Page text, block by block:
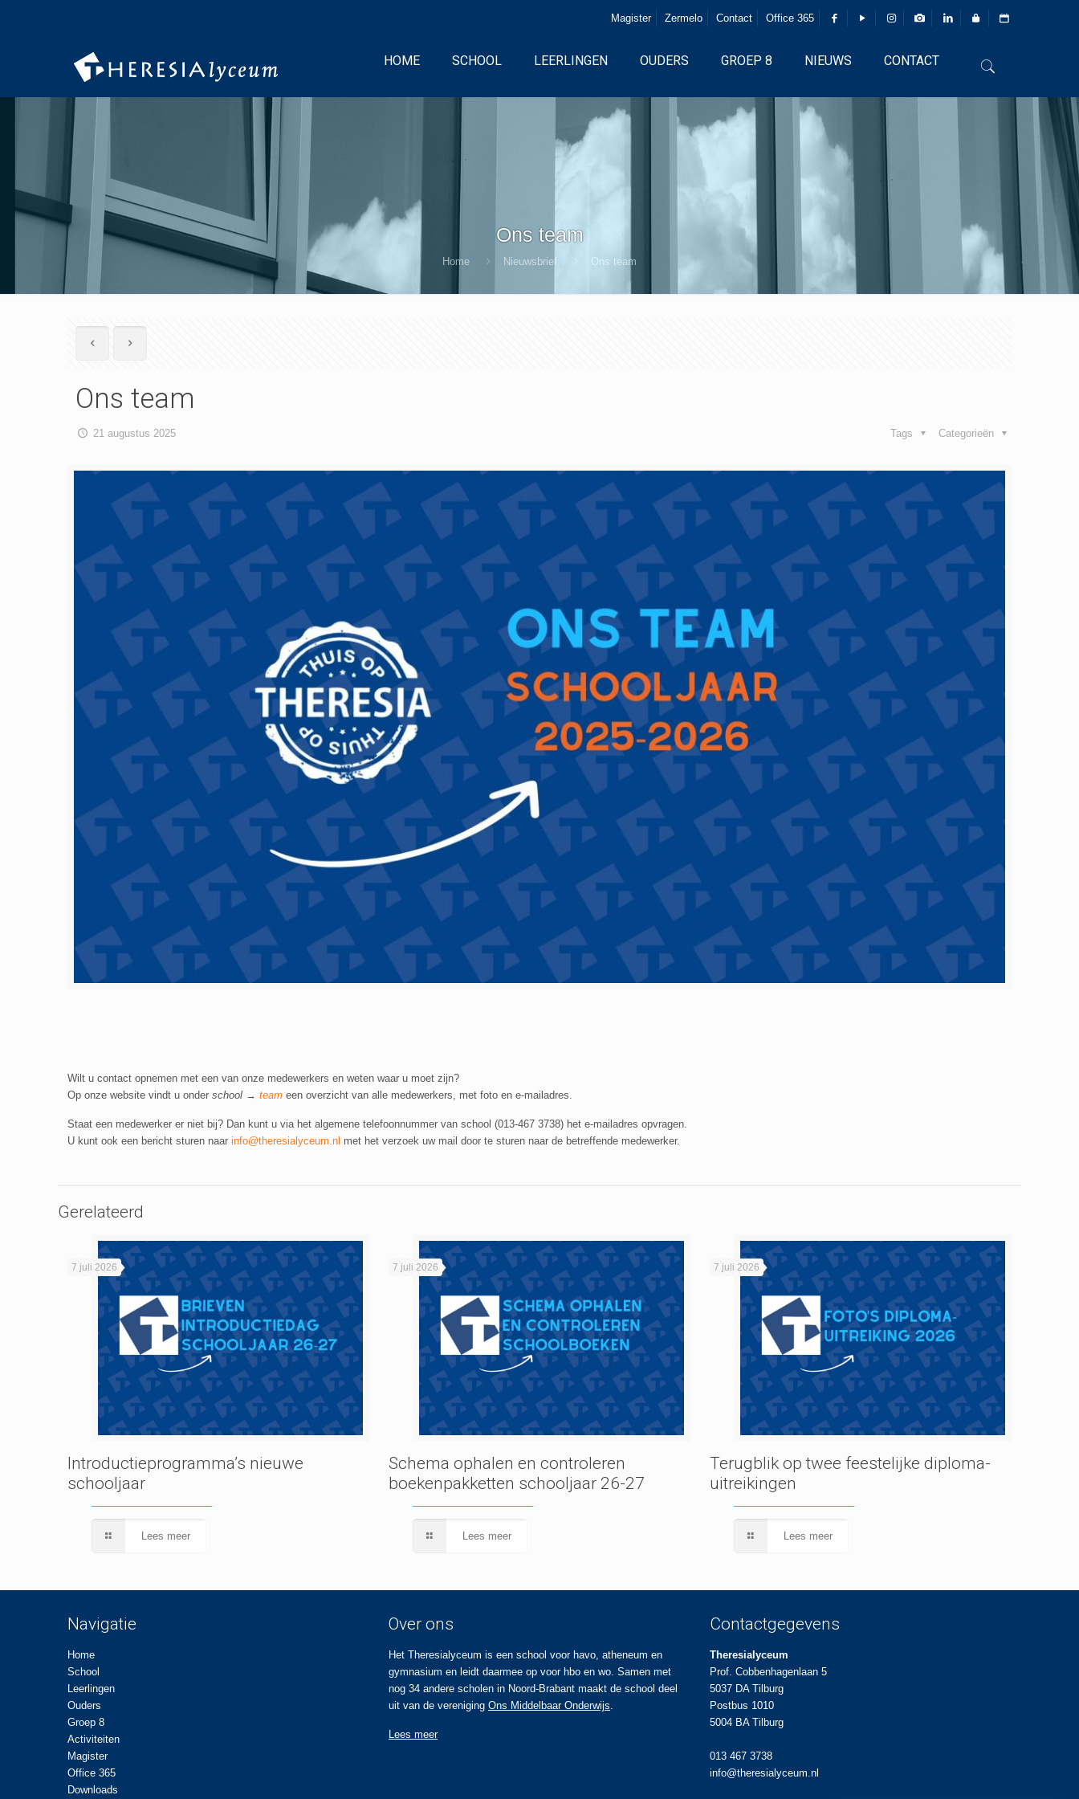
Magister Zermelo Contact Office 365
HOME SCHOOL LEERLINGEN OUDERS GROEP 8 NIEUWS CONTACT
Ons team
Home Nieuwsbrief Ons team
Ons team
21 augustus 2025 Categorieën
Tags
Wilt u contact opnemen met een van onze medewerkers en weten waar u moet zijn?
Op onze website vindt u onder school → team een overzicht van alle medewerkers, met foto en e-mailadres.
Staat een medewerker er niet bij? Dan kunt u via het algemene telefoonnummer van school (013-467 3738) het e-mailadres opvragen.
U kunt ook een bericht sturen naar info@theresialyceum.nl met het verzoek uw mail door te sturen naar de betreffende medewerker.
Gerelateerd
7 juli 2026
Introductieprogramma’s nieuwe
schooljaar
Lees meer
7 juli 2026
Schema ophalen en controleren
boekenpakketten schooljaar 26-27
Lees meer
7 juli 2026
Terugblik op twee feestelijke diploma-
uitreikingen
Lees meer
Navigatie
Home
School
Leerlingen
Ouders
Groep 8
Activiteiten
Magister
Office 365
Downloads
Over ons
Het Theresialyceum is een school voor havo, atheneum en
gymnasium en leidt daarmee op voor hbo en wo. Samen met
nog 34 andere scholen in Noord-Brabant maakt de school deel
uit van de vereniging Ons Middelbaar Onderwijs.
Lees meer
Contactgegevens
Theresialyceum
Prof. Cobbenhagenlaan 5
5037 DA Tilburg
Postbus 1010
5004 BA Tilburg
013 467 3738
info@theresialyceum.nl